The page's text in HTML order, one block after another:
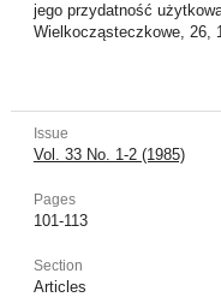
jego przydatność
Wielkocząsteczkowe, 26,
Issue
Vol. 33 No. 1-2 (1985)
Pages
101-113
Section
Articles